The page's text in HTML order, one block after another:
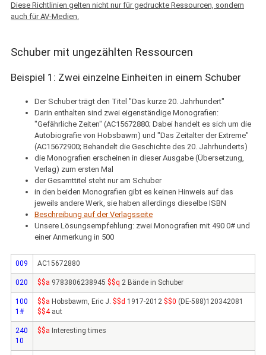
Diese Richtlinien gelten nicht nur für gedruckte Ressourcen, sondern
auch für AV-Medien.
Schuber mit ungezählten Ressourcen
Beispiel 1: Zwei einzelne Einheiten in einem Schuber
Der Schuber trägt den Titel "Das kurze 20. Jahrhundert"
Darin enthalten sind zwei eigenständige Monografien:
"Gefährliche Zeiten" (AC15672880; Dabei handelt es sich um die
Autobiografie von Hobsbawm) und "Das Zeitalter der Extreme"
(AC15672900; Behandelt die Geschichte des 20. Jahrhunderts)
die Monografien erscheinen in dieser Ausgabe (Übersetzung,
Verlag) zum ersten Mal
der Gesamttitel steht nur am Schuber
in den beiden Monografien gibt es keinen Hinweis auf das
jeweils andere Werk, sie haben allerdings dieselbe ISBN
Beschreibung auf der Verlagsseite
Unsere Lösungsempfehlung: zwei Monografien mit 490 0# und
einer Anmerkung in 500
009 AC15672880
020 $$a 9783806238945 $$q 2 Bände in Schuber
100
1#
$$a Hobsbawm, Eric J. $$d 1917-2012 $$0 (DE-588)120342081
$$4aut
240
10
$$a Interesting times